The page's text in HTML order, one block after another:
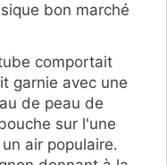
bon marché
comportait
garnie avec une
de peau de
sur l'une
air populaire.